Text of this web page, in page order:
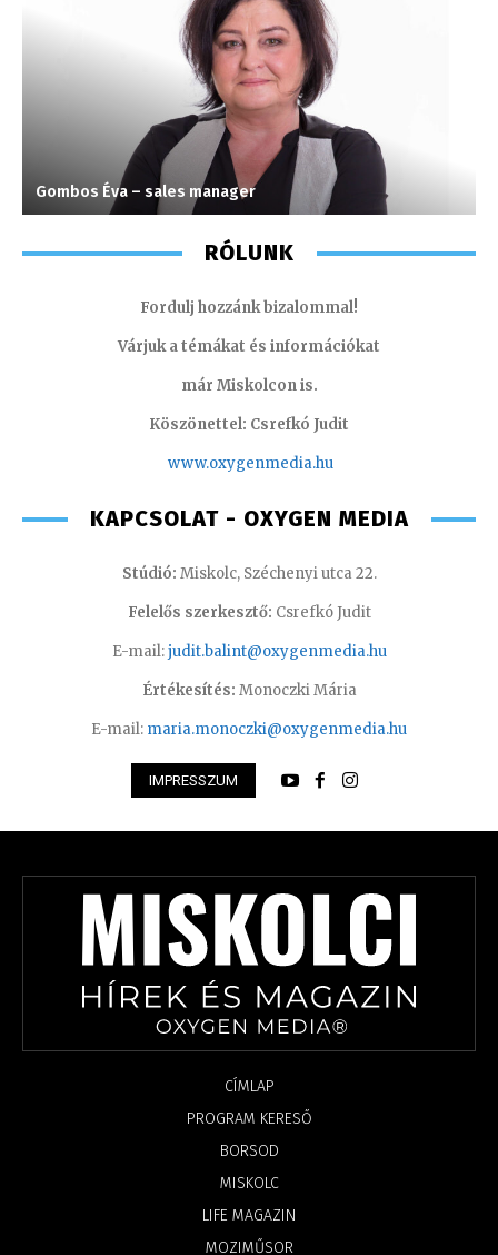
Gombos Éva – sales manager
RÓLUNK
Fordulj hozzánk bizalommal!
Várjuk a témákat és információkat
már Miskolcon is.
Köszönettel: Csrefkó Judit
www.oxygenmedia.hu
KAPCSOLAT - OXYGEN MEDIA
Stúdió: Miskolc, Széchenyi utca 22.
Felelős szerkesztő: Csrefkó Judit
E-mail:judit.balint@oxygenmedia.hu
Értékesítés: Monoczki Mária
E-mail: maria.monoczki@oxygenmedia.hu
IMPRESSZUM
CÍMLAP
PROGRAM KERESŐ
BORSOD
MISKOLC
LIFE MAGAZIN
MOZIMŰSOR